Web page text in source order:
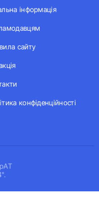
інформація
сайту
конфіденційності